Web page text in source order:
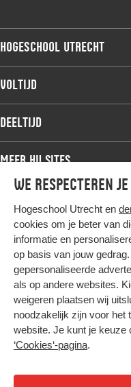
We respecteren
Hogeschool Utrecht en
cookies om je beter van
informatie en
op basis van jouw
gepersonaliseerde
als op andere websites.
weigeren plaatsen wij
noodzakelijk zijn voor het
website. Je kunt je keuze
‘Cookies‘-pagina.
Hogeschool Utrecht
Voltijdopleidingen
Deeltijdopleidingen
Onderzoek
Werken bij de HU
Contact
Voltijd
Associate degree
Bachelor
Master
Studiekeuze voltijd
Deeltijd
Associate degree
Bachelor
Master
Post-master
Studiekeuze deeltijd
Meer HU sites
HU International
HU Bibliotheek
HU Ontwikkelt
Duurzame HU
Intranet
Trajectum
Hier
Colofon
Privacy
Cookies
Nieuwsbrief